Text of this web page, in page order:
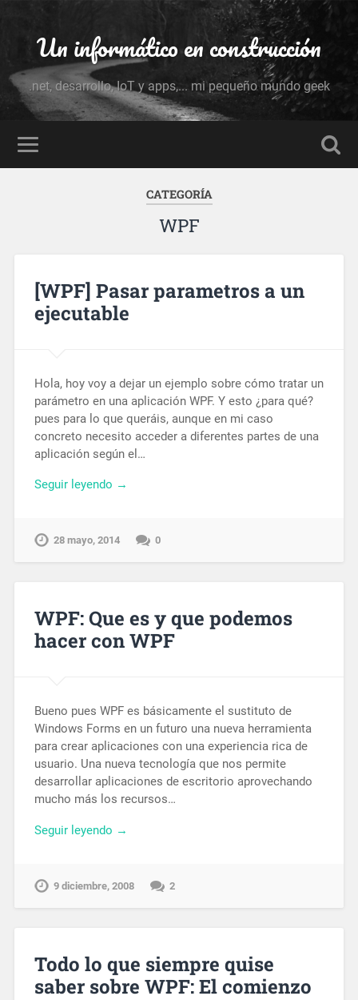
Un informático en construcción
.net, desarrollo, IoT y apps,... mi pequeño mundo geek
CATEGORÍA
WPF
[WPF] Pasar parametros a un
ejecutable
Hola, hoy voy a dejar un ejemplo sobre cómo tratar un
parámetro en una aplicación WPF. Y esto ¿para qué?
pues para lo que queráis, aunque en mi caso
concreto necesito acceder a diferentes partes de una
aplicación según el…
Seguir leyendo →
28 mayo, 2014 0
WPF: Que es y que podemos
hacer con WPF
Bueno pues WPF es básicamente el sustituto de
Windows Forms en un futuro una nueva herramienta
para crear aplicaciones con una experiencia rica de
usuario. Una nueva tecnología que nos permite
desarrollar aplicaciones de escritorio aprovechando
mucho más los recursos…
Seguir leyendo →
9 diciembre, 2008 2
Todo lo que siempre quise
saber sobre WPF: El comienzo